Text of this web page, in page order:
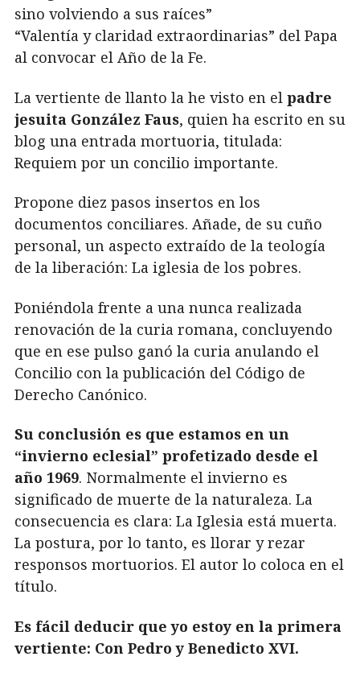
sino volviendo a sus raíces”
“Valentía y claridad extraordinarias” del Papa
al convocar el Año de la Fe.
La vertiente de llanto la he visto en el padre
jesuita González Faus, quien ha escrito en su
blog una entrada mortuoria, titulada:
Requiem por un concilio importante.
Propone diez pasos insertos en los
documentos conciliares. Añade, de su cuño
personal, un aspecto extraído de la teología
de la liberación: La iglesia de los pobres.
Poniéndola frente a una nunca realizada
renovación de la curia romana, concluyendo
que en ese pulso ganó la curia anulando el
Concilio con la publicación del Código de
Derecho Canónico.
Su conclusión es que estamos en un
“invierno eclesial” profetizado desde el
año 1969. Normalmente el invierno es
significado de muerte de la naturaleza. La
consecuencia es clara: La Iglesia está muerta.
La postura, por lo tanto, es llorar y rezar
responsos mortuorios. El autor lo coloca en el
título.
Es fácil deducir que yo estoy en la primera
vertiente: Con Pedro y Benedicto XVI.